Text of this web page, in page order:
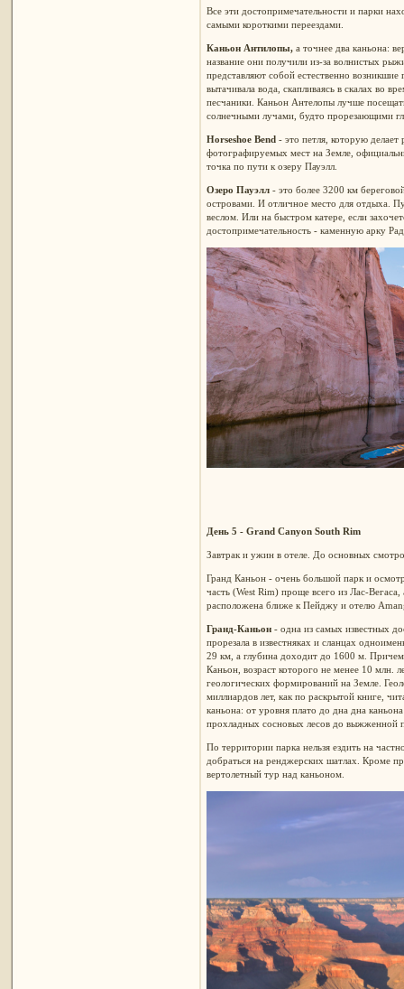
Все эти достопримечательности и парки
самыми короткими переездами.
Каньон Антилопы, а точнее два каньона:
название они получили из-за волнистых
представляют собой естественно
вытачивала вода, скапливаясь в скалах во
песчаники. Каньон Антелопы лучше
солнечными лучами, будто прорезающими
Horseshoe Bend- это петля, которую делает
фотографируемых мест на Земле,
точка по пути к озеру Пауэлл.
Озеро Пауэлл- это более 3200 км
островами. И отличное место для отдыха.
веслом. Или на быстром катере, если
достопримечательность - каменную арку
День 5 - Grand Canyon South Rim
Завтрак и ужин в отеле. До основных
Гранд Каньон - очень большой парк и
часть (West Rim) проще всего из Лас-
расположена ближе к Пейджу и отелю
Гранд-Каньон- одна из самых известных
прорезала в известняках и сланцах
29 км, а глубина доходит до 1600 м.
Каньон, возраст которого не менее 10 млн.
геологических формирований на Земле.
миллиардов лет, как по раскрытой книге,
каньона: от уровня плато до дна дна
прохладных сосновых лесов до выжженной
По территории парка нельзя ездить на
добраться на ренджерских шатлах. Кроме
вертолетный тур над каньоном.